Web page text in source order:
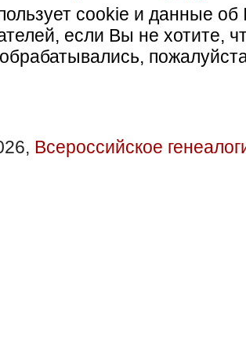
cookie и данные об
если Вы не хотите,
Всероссийское